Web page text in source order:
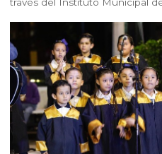
través del Instituto Municipal